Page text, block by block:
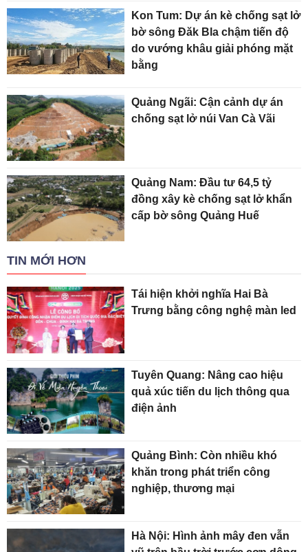
Kon Tum: Dự án kè chống sạt lở
bờ sông Đăk Bla chậm tiến độ
do vướng khâu giải phóng mặt
bằng
Quảng Ngãi: Cận cảnh dự án
chống sạt lở núi Van Cà Vãi
Quảng Nam: Đầu tư 64,5 tỷ
đồng xây kè chống sạt lở khẩn
cấp bờ sông Quảng Huế
TIN MỚI HƠN
Tái hiện khởi nghĩa Hai Bà
Trưng bằng công nghệ màn led
Tuyên Quang: Nâng cao hiệu
quả xúc tiến du lịch thông qua
điện ảnh
Quảng Bình: Còn nhiều khó
khăn trong phát triển công
nghiệp, thương mại
Hà Nội: Hình ảnh mây đen vẫn